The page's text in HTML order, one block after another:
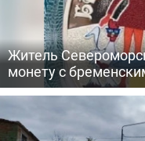
Житель
монету с